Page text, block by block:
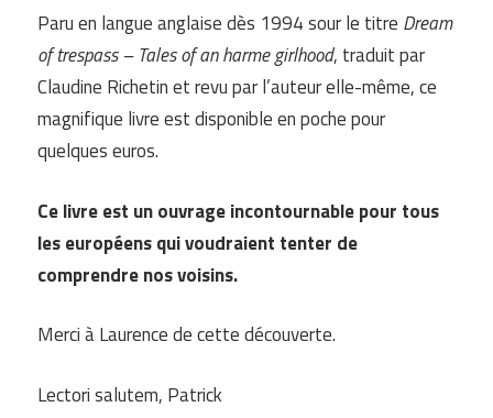
Paru en langue anglaise dès 1994 sour le titre Dream
of trespass – Tales of an harme girlhood, traduit par
Claudine Richetin et revu par l’auteur elle-même, ce
magnifique livre est disponible en poche pour
quelques euros.
Ce livre est un ouvrage incontournable pour tous
les européens qui voudraient tenter de
comprendre nos voisins.
Merci à Laurence de cette découverte.
Lectori salutem, Patrick